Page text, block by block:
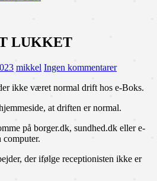
LUKKET
mikkel Ingen kommentarer
ikke været normal drift hos e-Boks.
at driften er normal.
på borger.dk, sundhed.dk eller e-
der ifølge receptionisten ikke er